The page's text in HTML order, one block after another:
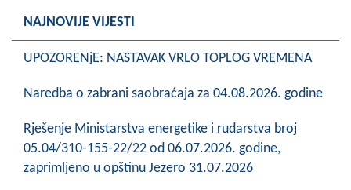
NAJNOVIJE VIJESTI
UPOZORENjE: NASTAVAK VRLO TOPLOG VREMENA
Naredba o zabrani saobraćaja za 04.08.2026. godine
Rješenje Ministarstva energetike i rudarstva broj
05.04/310-155-22/22 od 06.07.2026. godine,
zaprimljeno u opštinu Jezero 31.07.2026